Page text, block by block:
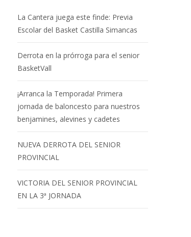
La Cantera juega este finde: Previa
Escolar del Basket Castilla Simancas
Derrota en la prórroga para el senior
BasketVall
¡Arranca la Temporada! Primera
jornada de baloncesto para nuestros
benjamines, alevines y cadetes
NUEVA DERROTA DEL SENIOR
PROVINCIAL
VICTORIA DEL SENIOR PROVINCIAL
EN LA 3ª JORNADA